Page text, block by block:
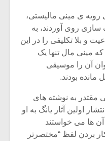
رویه ی مینی مالیستی،
سازی روی آوردند، به
و بلا تکلیفی را در این
مینی مال تنها یک
آن را موسیقی
مانده بودند.
مقتدر به نوشته های
اولین آثار یانگ به او
ها می خواستند
بردن لفظ “مختصرتر